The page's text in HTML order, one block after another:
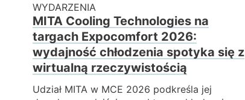
WYDARZENIA
MITA Cooling Technologies na
targach Expocomfort 2026:
wydajność chłodzenia spotyka się z
wirtualną rzeczywistością
Udział MITA w MCE 2026 podkreśla jej